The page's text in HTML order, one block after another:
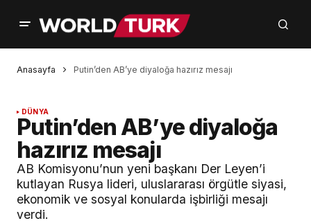
Anasayfa Putin’den AB’ye diyaloğa hazırız mesajı
DÜNYA
Putin’den AB’ye diyaloğa
hazırız mesajı
AB Komisyonu’nun yeni başkanı Der Leyen’i
kutlayan Rusya lideri, uluslararası örgütle siyasi,
ekonomik ve sosyal konularda işbirliği mesajı
verdi.